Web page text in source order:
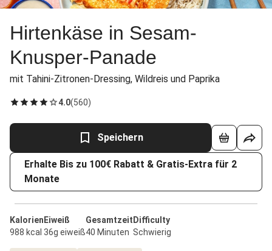
Hirtenkäse in Sesam-
Knusper-Panade
mit Tahini-Zitronen-Dressing, Wildreis und Paprika
4.0(560)
Speichern
Erhalte Bis zu 100€ Rabatt & Gratis-Extra für 2
Monate
Kalorien
988 kcal
Eiweiß
36g eiweiß
Gesamtzeit
40 Minuten
Difficulty
Schwierig